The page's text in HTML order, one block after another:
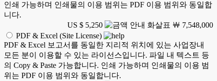
인쇄 가능하며 인쇄물의 이용 범위는 PDF 이용 범위와 동일합
니다.
US $ 5,250
￦ 7,548,000
PDF & Excel (Site License)
PDF & Excel 보고서를 동일한 지리적 위치에 있는 사업장내
모든 분이 이용할 수 있는 라이선스입니다. 파일 내 텍스트 등
의 Copy & Paste 가능합니다. 인쇄 가능하며 인쇄물의 이용 범
위는 PDF 이용 범위와 동일합니다.